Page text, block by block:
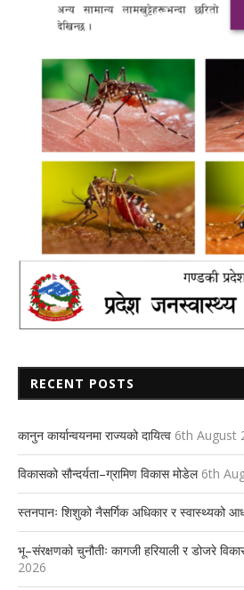
RECENT POSTS
कानुन कार्यान्वयनमा राज्यको दायित्व 6th August
विकासको सौन्दर्यता–ग्रामिण विकास मोडेल 6th
स्तनपानः शिशुको नैसर्गिक अधिकार र स्वास्थ्यको
भू–संरक्षणको चुनौतीः कागजी हरियाली र डोजरे
2026